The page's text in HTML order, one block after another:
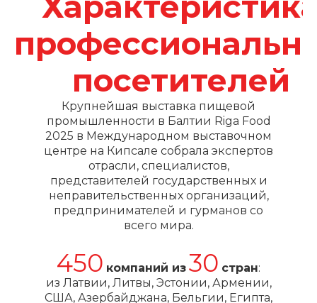
посетителей
Крупнейшая выставка пищевой
промышленности в Балтии Riga Food
2025 в Международном выставочном
центре на Кипсале собрала экспертов
отрасли, специалистов,
представителей государственных и
неправительственных организаций,
предпринимателей и гурманов со
всего мира.
450 компаний из 30 стран:
из Латвии, Литвы, Эстонии, Армении,
США, Азербайджана, Бельгии, Египта,